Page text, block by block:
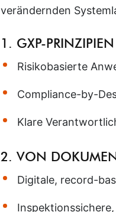
verändernden
1. GXP-
Risikobasierte
Compliance-by-
Klare
2. VON
Digitale, record-